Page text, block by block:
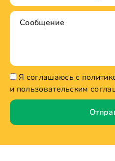
Я соглашаюсь с
и пользовательским